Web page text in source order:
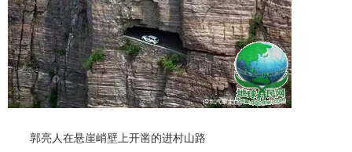
郭亮人在悬崖峭壁上开凿的进村山路